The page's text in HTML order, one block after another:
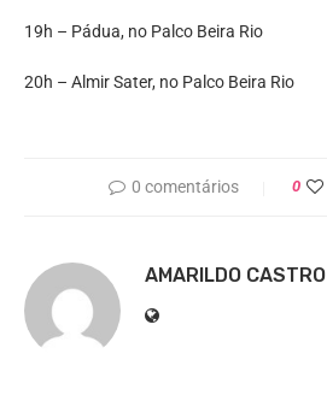
19h – Pádua, no Palco Beira Rio
20h – Almir Sater, no Palco Beira Rio‌
0 comentários 0
AMARILDO CASTRO